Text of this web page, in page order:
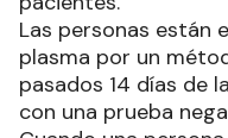
Las personas están
plasma por un
pasados 14 días de
con una prueba